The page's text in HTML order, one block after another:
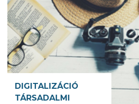
DIGITALIZÁCIÓ
TÁRSADALMI